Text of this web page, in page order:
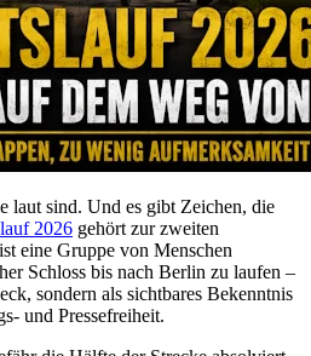
laut sind. Und es gibt Zeichen, die
2026 gehört zur zweiten
eine Gruppe von Menschen
Schloss bis nach Berlin zu laufen –
sondern als sichtbares Bekenntnis
und Pressefreiheit.